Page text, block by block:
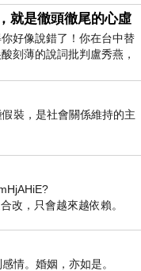
就是徹頭徹尾的心虛
好像說錯了！你在台中替
刻薄的說詞批判盧秀燕，
邁，甚至還說盧
裝，是社會關係維持的主
改，只會越來越依賴。
情。婚姻，亦如是。